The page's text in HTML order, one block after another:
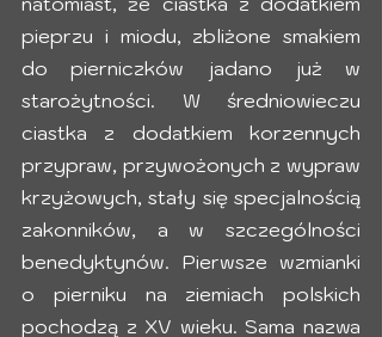
pieprzu i miodu, zbliżone smakiem
do pierniczków jadano już w
starożytności. W średniowieczu
ciastka z dodatkiem korzennych
przypraw, przywożonych z wypraw
krzyżowych, stały się specjalnością
zakonników, a w szczególności
benedyktynów. Pierwsze wzmianki
o pierniku na ziemiach polskich
pochodzą z XV wieku. Sama nazwa